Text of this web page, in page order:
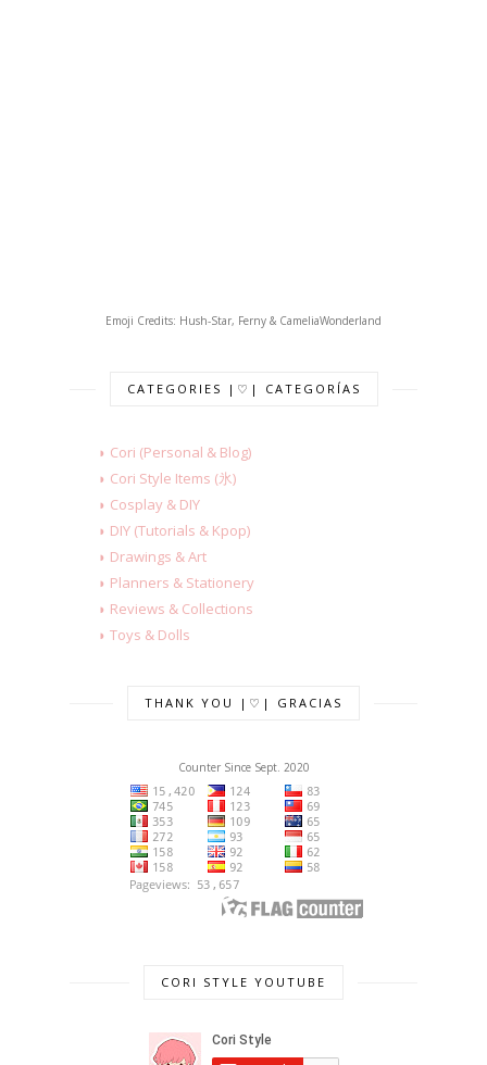
Emoji Credits: Hush-Star, Ferny & CameliaWonderland
CATEGORIES |♡| CATEGORÍAS
◗ Cori (Personal & Blog)
◗ Cori Style Items (氷)
◗ Cosplay & DIY
◗ DIY (Tutorials & Kpop)
◗ Drawings & Art
◗ Planners & Stationery
◗ Reviews & Collections
◗ Toys & Dolls
THANK YOU |♡| GRACIAS
Counter Since Sept. 2020
CORI STYLE YOUTUBE